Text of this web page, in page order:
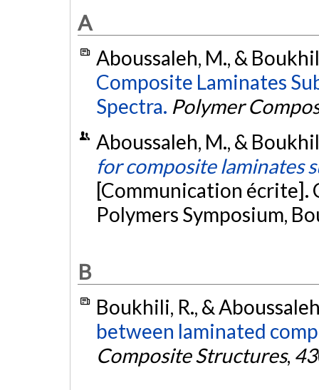
A
Aboussaleh, M., &
Composite Laminates
Spectra. Polymer
Aboussaleh, M., &
for composite laminates
[Communication écrite].
Polymers Symposium,
B
Boukhili, R., &
between laminated
Composite Structures, 43